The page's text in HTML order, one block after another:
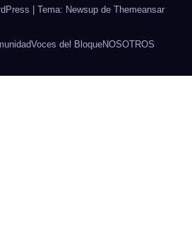
Tema: Newsup de Themeansar
Voces del BloqueNOSOTROS